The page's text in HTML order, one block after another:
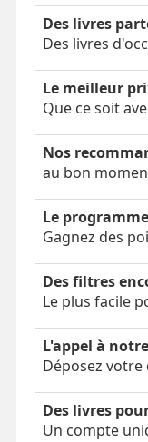
Des livres
Des livres
Le meilleur
Que ce soit
Nos
au bon
Le
Gagnez des
Des filtres
Le plus facile
L'appel à
Déposez
Des livres
Un compte